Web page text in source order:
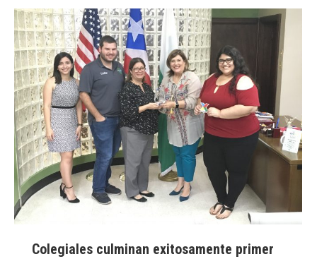
Colegiales culminan exitosamente primer